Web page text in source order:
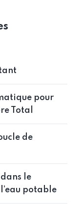
pour
Total
de
le
potable